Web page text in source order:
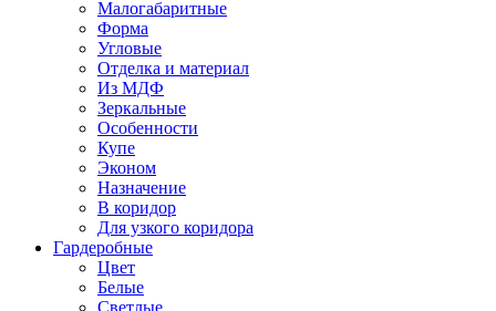
Малогабаритные
Форма
Угловые
Отделка и материал
Из МДФ
Зеркальные
Особенности
Купе
Эконом
Назначение
В коридор
Для узкого коридора
Гардеробные
Цвет
Белые
Светлые